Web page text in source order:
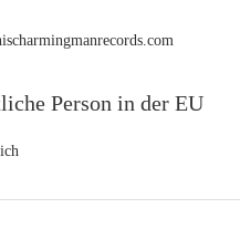
Person in der EU